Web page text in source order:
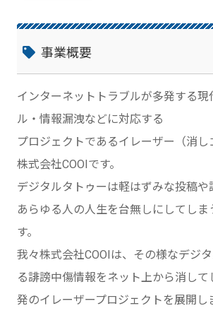
事業概要
インターネットトラブルが多発する
ル・情報漏洩などに対応する
プロジェクトであるイレーザー（消し
株式会社COOIです。
デジタルタトゥーは軽はずみな投稿や
あらゆる人の人生を台無しにしてしま
す。
我々株式会社COOIは、その様なデジ
る誹謗中傷情報をネット上から消して
発のイレーザープロジェクトを展開し